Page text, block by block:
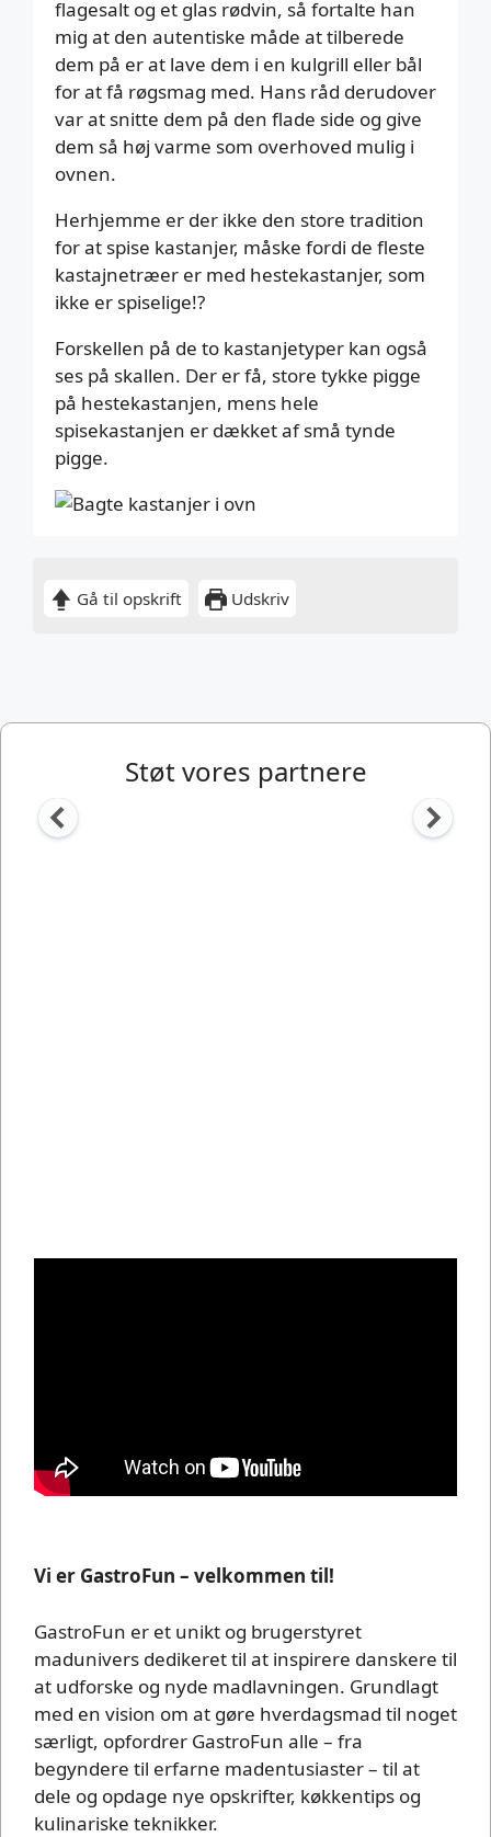
Gå til opskrift Udskriv
flagesalt og et glas rødvin, så fortalte han
mig at den autentiske måde at tilberede
dem på er at lave dem i en kulgrill eller bål
for at få røgsmag med. Hans råd derudover
var at snitte dem på den flade side og give
dem så høj varme som overhoved mulig i
ovnen.
Herhjemme er der ikke den store tradition
for at spise kastanjer, måske fordi de fleste
kastajnetræer er med hestekastanjer, som
ikke er spiselige!?
Forskellen på de to kastanjetyper kan også
ses på skallen. Der er få, store tykke pigge
på hestekastanjen, mens hele
spisekastanjen er dækket af små tynde
pigge.
Støt vores partnere
Vi er GastroFun – velkommen til!
GastroFun er et unikt og brugerstyret
madunivers dedikeret til at inspirere danskere til
at udforske og nyde madlavningen. Grundlagt
med en vision om at gøre hverdagsmad til noget
særligt, opfordrer GastroFun alle – fra
begyndere til erfarne madentusiaster – til at
dele og opdage nye opskrifter, køkkentips og
kulinariske teknikker.